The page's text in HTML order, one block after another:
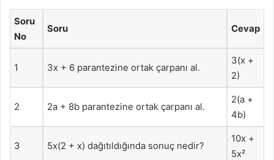
Soru
No
Soru Cevap
1 3x + 6 parantezine ortak çarpanı al.
3(x +
2)
2 2a + 8b parantezine ortak çarpanı al.
2(a +
4b)
3 5x(2 + x) dağıtıldığında sonuç nedir?
10x +
5x²